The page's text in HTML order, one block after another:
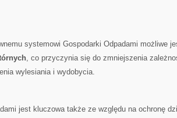
systemowi Gospodarki Odpadami możliwe
, co przyczynia się do zmniejszenia
wylesiania i wydobycia.
jest kluczowa także ze względu na ochronę